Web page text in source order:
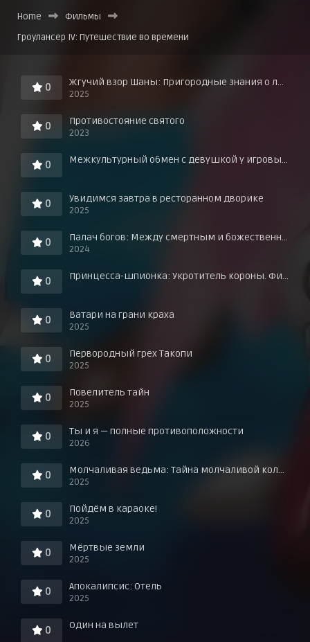
Home
Фильмы
Гроулансер IV: Путешествие во времени
0 Жгучий взор Шаны: Пригородные знания о любви в горячих источниках!
2025
0 Противостояние святого
2023
0 Межкультурный обмен с девушкой у игровых автоматов
0 Увидимся завтра в ресторанном дворике
2025
0 Палач богов: Между смертным и божественным царством
2024
0 Принцесса-шпионка: Укротитель короны. Фильм третий
0 Ватари на грани краха
2025
0 Первородный грех Такопи
2025
0 Повелитель тайн
2025
0 Ты и я — полные противоположности
2026
0 Молчаливая ведьма: Тайна молчаливой колдуньи
2025
0 Пойдём в караоке!
2025
0 Мёртвые земли
2025
0 Апокалипсис: Отель
2025
0 Один на вылет